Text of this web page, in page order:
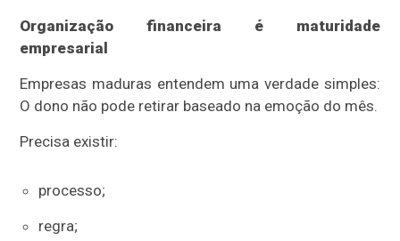
Organização financeira é maturidade
empresarial
Empresas maduras entendem uma verdade simples:
O dono não pode retirar baseado na emoção do mês.
Precisa existir:
processo;
regra;